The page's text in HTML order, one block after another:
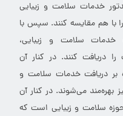
خدمات سلامت و زیبایی
با هم مقایسه کنند. سپس با
خدمات سلامت و زیبایی،
دریافت کنند. در کنار آن
بر دریافت خدمات سلامت و
بهره‌مند می‌شوند. در کنار آن
سلامت و زیبایی است که